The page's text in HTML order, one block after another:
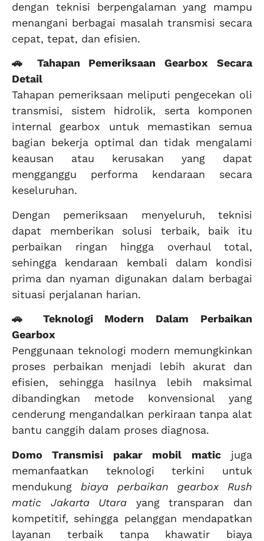
dengan teknisi berpengalaman yang mampu
menangani berbagai masalah transmisi secara
cepat, tepat, dan efisien.
🚗 Tahapan Pemeriksaan Gearbox Secara
Detail
Tahapan pemeriksaan meliputi pengecekan oli
transmisi, sistem hidrolik, serta komponen
internal gearbox untuk memastikan semua
bagian bekerja optimal dan tidak mengalami
keausan atau kerusakan yang dapat
mengganggu performa kendaraan secara
keseluruhan.
Dengan pemeriksaan menyeluruh, teknisi
dapat memberikan solusi terbaik, baik itu
perbaikan ringan hingga overhaul total,
sehingga kendaraan kembali dalam kondisi
prima dan nyaman digunakan dalam berbagai
situasi perjalanan harian.
🚗 Teknologi Modern Dalam Perbaikan
Gearbox
Penggunaan teknologi modern memungkinkan
proses perbaikan menjadi lebih akurat dan
efisien, sehingga hasilnya lebih maksimal
dibandingkan metode konvensional yang
cenderung mengandalkan perkiraan tanpa alat
bantu canggih dalam proses diagnosa.
Domo Transmisi pakar mobil maticjuga
memanfaatkan teknologi terkini untuk
mendukung biaya perbaikan gearbox Rush
matic Jakarta Utara yang transparan dan
kompetitif, sehingga pelanggan mendapatkan
layanan terbaik tanpa khawatir biaya